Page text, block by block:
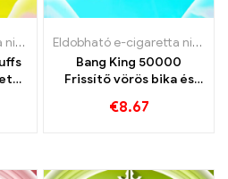
cigaretta Svédország,Eldobható e-
Luxemburg ,Eldobható e-
e-cigaretta,Eldobható e-cigaretta
Eldobható e-cigaretta nikotinnal ,Eldobható e-cigaretta,
Eldobható e-cigaretta nikotinnal
Bang King 50000
Frissítő vörös bika és
€8.67